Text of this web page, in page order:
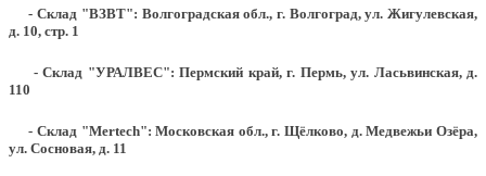
- Склад "ВЗВТ": Волгоградская обл., г. Волгоград, ул. Жигулевская,
д. 10, стр. 1
- Склад "УРАЛВЕС": Пермский край, г. Пермь, ул. Ласьвинская, д.
110
- Склад "Mertech": Московская обл., г. Щёлково, д. Медвежьи Озёра,
ул. Сосновая, д. 11